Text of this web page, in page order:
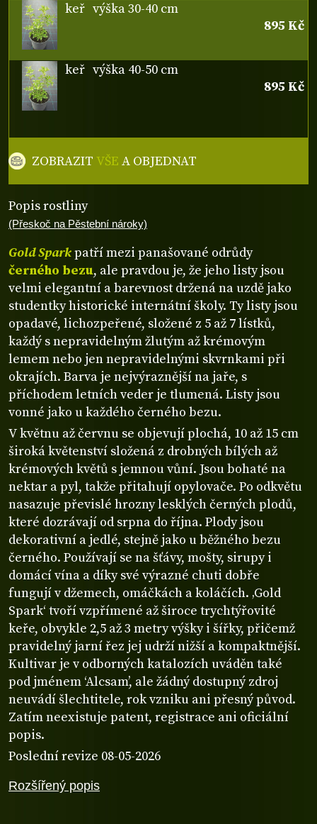
Rozšířený popis
Popis rostliny
(Přeskoč na Pěstební nároky)
Gold Sparkpatří mezi panašované odrůdy
černého bezu, ale pravdou je, že jeho listy jsou
velmi elegantní a barevnost držená na uzdě jako
studentky historické internátní školy. Ty listy jsou
opadavé, lichozpeřené, složené z 5 až 7 lístků,
každý s nepravidelným žlutým až krémovým
lemem nebo jen nepravidelnými skvrnkami při
okrajích. Barva je nejvýraznější na jaře, s
příchodem letních veder je tlumená. Listy jsou
vonné jako u každého černého bezu.
V květnu až červnu se objevují plochá, 10 až 15 cm
široká květenství složená z drobných bílých až
krémových květů s jemnou vůní. Jsou bohaté na
nektar a pyl, takže přitahují opylovače. Po odkvětu
nasazuje převislé hrozny lesklých černých plodů,
které dozrávají od srpna do října. Plody jsou
dekorativní a jedlé, stejně jako u běžného bezu
černého. Používají se na šťávy, mošty, sirupy i
domácí vína a díky své výrazné chuti dobře
fungují v džemech, omáčkách a koláčích. ‚Gold
Spark‘ tvoří vzpřímené až široce trychtýřovité
keře, obvykle 2,5 až 3 metry výšky i šířky, přičemž
pravidelný jarní řez jej udrží nižší a kompaktnější.
Kultivar je v odborných katalozích uváděn také
pod jménem ‘Alcsam’, ale žádný dostupný zdroj
neuvádí šlechtitele, rok vzniku ani přesný původ.
Zatím neexistuje patent, registrace ani oficiální
popis.
Poslední revize 08-05-2026
keř výška 30-40 cm
895 Kč
keř výška 40-50 cm
895 Kč
ZOBRAZITVŠE A OBJEDNAT